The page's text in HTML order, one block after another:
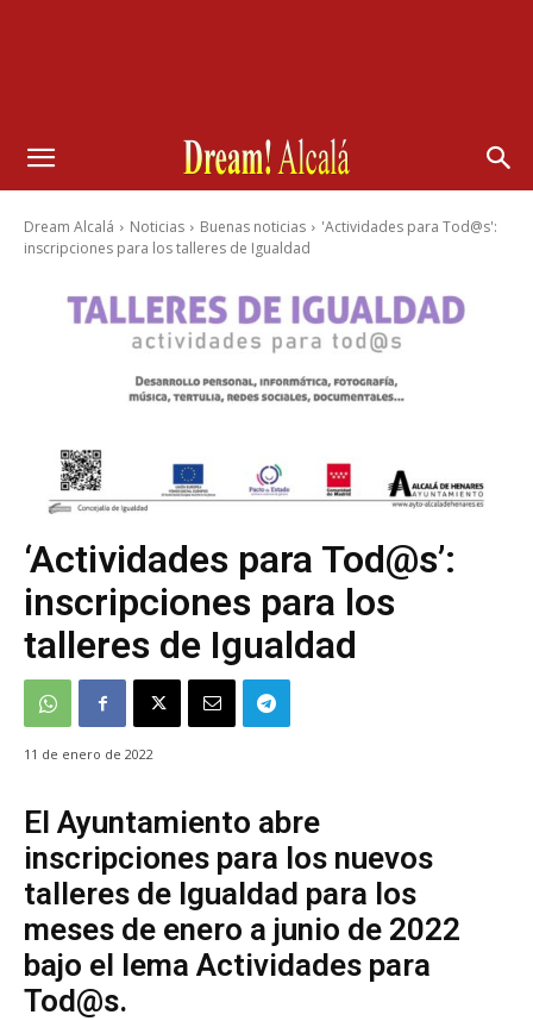
Dream Alcalá Noticias Buenas noticias
'Actividades para Tod@s':
inscripciones para los talleres de Igualdad
‘Actividades para Tod@s’:
inscripciones para los
talleres de Igualdad
11 de enero de 2022
El Ayuntamiento abre
inscripciones para los nuevos
talleres de Igualdad para los
meses de enero a junio de 2022
bajo el lema Actividades para
Tod@s.